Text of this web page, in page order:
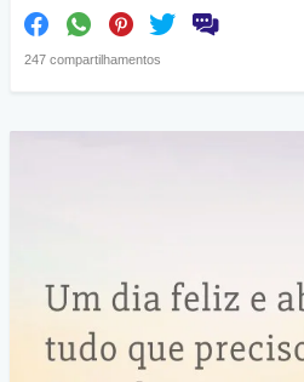
247 compartilhamentos